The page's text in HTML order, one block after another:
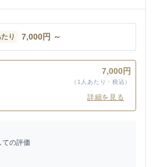
り 7,000円 ～
7,000円
（1人あたり・税込）
詳細を見る
ての評価